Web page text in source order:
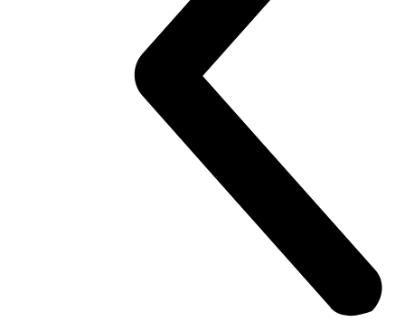
170 hp
124 Nm
Krútiaci moment
227 kg
Váha bez benzínu
Konfigurátor
Objavte viac
new
Multistrada V4 RS
180 hp
118 Nm
Krútiaci moment
225 kg
Váha bez benzínu
Objavte viac